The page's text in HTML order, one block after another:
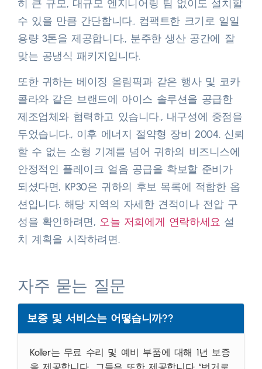
히 큰 규모, 대규모 엔지니어링 팀 없이도 설치할
수 있을 만큼 간단합니다.. 컴팩트한 크기로 일일
용량 3톤을 제공합니다., 분주한 생산 공간에 잘
맞는 공냉식 패키지입니다.​
또한 귀하는 베이징 올림픽과 같은 행사 및 코카
콜라와 같은 브랜드에 아이스 솔루션을 공급한
제조업체와 협력하고 있습니다., 내구성에 중점을
두었습니다., 이후 에너지 절약형 장비 2004. 신뢰
할 수 없는 소형 기계를 넘어 귀하의 비즈니스에
안정적인 플레이크 얼음 공급을 확보할 준비가
되셨다면, KP30은 귀하의 후보 목록에 적합한 옵
션입니다. 해당 지역의 자세한 견적이나 전압 구
성을 확인하려면, 오늘 저희에게 연락하세요 설
치 계획을 시작하려면.
자주 묻는 질문
보증 및 서비스는 어떻습니까??
Koller는 무료 수리 및 예비 부품에 대해 1년 보증